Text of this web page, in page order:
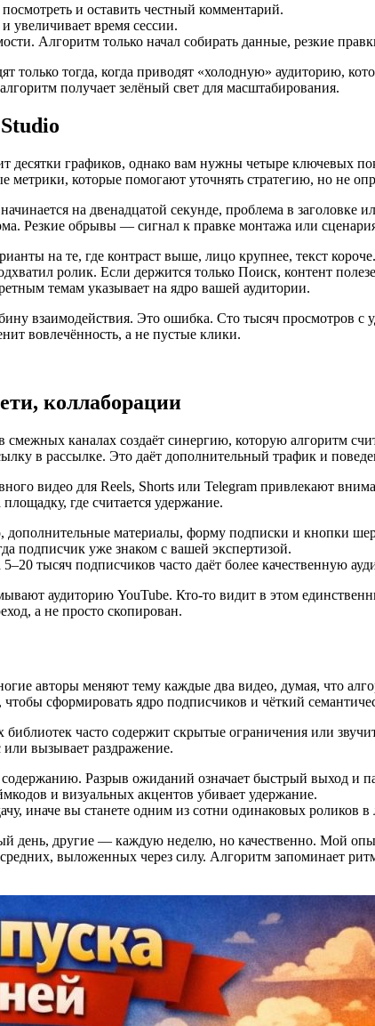
и оставить честный комментарий.
увеличивает время сессии.
Алгоритм только начал собирать данные, резкие
тогда, когда приводят «холодную» аудиторию,
получает зелёный свет для масштабирования.
десятки графиков, однако вам нужны четыре ключевых
которые помогают уточнять стратегию, но не
на двенадцатой секунде, проблема в заголовке
Резкие обрывы — сигнал к правке монтажа или
на те, где контраст выше, лицо крупнее, текст короче.
ролик. Если держится только Поиск, контент
темам указывает на ядро вашей аудитории.
взаимодействия. Это ошибка. Сто тысяч просмотров с
вовлечённость, а не пустые клики.
коллаборации
смежных каналах создаёт синергию, которую алгоритм
в рассылке. Это даёт дополнительный трафик и
видео для Reels, Shorts или Telegram привлекают
где считается удержание.
материалы, форму подписки и кнопки
подписчик уже знаком с вашей экспертизой.
тысяч подписчиков часто даёт более качественную
аудиторию YouTube. Кто-то видит в этом
а не просто скопирован.
авторы меняют тему каждые два видео, думая, что
сформировать ядро подписчиков и чёткий
часто содержит скрытые ограничения или
вызывает раздражение.
Разрыв ожиданий означает быстрый выход и
и визуальных акцентов убивает удержание.
иначе вы станете одним из сотни одинаковых роликов в
день, другие — каждую неделю, но качественно. Мой
выложенных через силу. Алгоритм запоминает